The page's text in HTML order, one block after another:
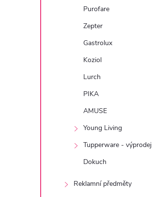
Purofare
Zepter
Gastrolux
Koziol
Lurch
PIKA
AMUSE
Young Living
Tupperware - výprodej
Dokuch
Reklamní předměty